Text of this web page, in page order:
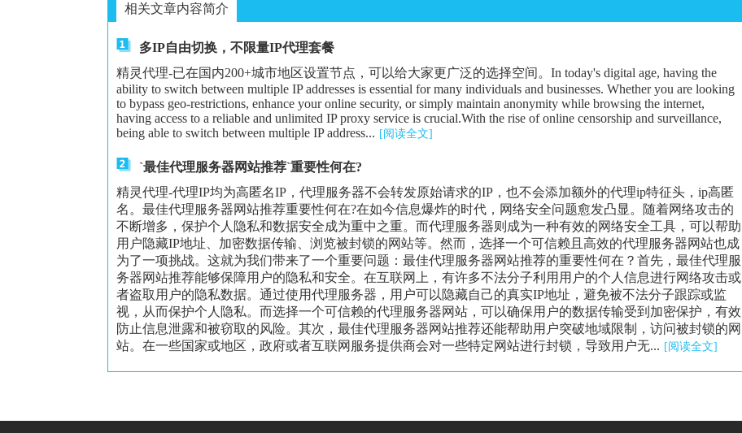
相关文章内容简介
多IP自由切换，不限量IP代理套餐
精灵代理-已在国内200+城市地区设置节点，可以给大家更广泛的选择空间。In today's digital age, having the
ability to switch between multiple IP addresses is essential for many individuals and businesses. Whether you are looking
to bypass geo-restrictions, enhance your online security, or simply maintain anonymity while browsing the internet,
having access to a reliable and unlimited IP proxy service is crucial.With the rise of online censorship and surveillance,
being able to switch between multiple IP address... [阅读全文]
`最佳代理服务器网站推荐`重要性何在?
精灵代理-代理IP均为高匿名IP，代理服务器不会转发原始请求的IP，也不会添加额外的代理ip特征头，ip高匿
名。最佳代理服务器网站推荐重要性何在?在如今信息爆炸的时代，网络安全问题愈发凸显。随着网络攻击的
不断增多，保护个人隐私和数据安全成为重中之重。而代理服务器则成为一种有效的网络安全工具，可以帮助
用户隐藏IP地址、加密数据传输、浏览被封锁的网站等。然而，选择一个可信赖且高效的代理服务器网站也成
为了一项挑战。这就为我们带来了一个重要问题：最佳代理服务器网站推荐的重要性何在？首先，最佳代理服
务器网站推荐能够保障用户的隐私和安全。在互联网上，有许多不法分子利用用户的个人信息进行网络攻击或
者盗取用户的隐私数据。通过使用代理服务器，用户可以隐藏自己的真实IP地址，避免被不法分子跟踪或监
视，从而保护个人隐私。而选择一个可信赖的代理服务器网站，可以确保用户的数据传输受到加密保护，有效
防止信息泄露和被窃取的风险。其次，最佳代理服务器网站推荐还能帮助用户突破地域限制，访问被封锁的网
站。在一些国家或地区，政府或者互联网服务提供商会对一些特定网站进行封锁，导致用户无... [阅读全文]